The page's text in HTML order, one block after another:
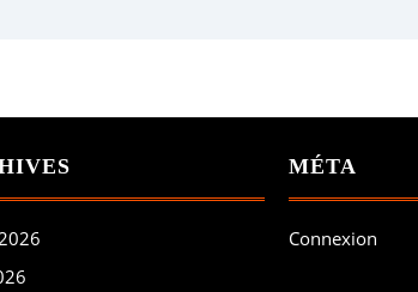
MÉTA
Connexion